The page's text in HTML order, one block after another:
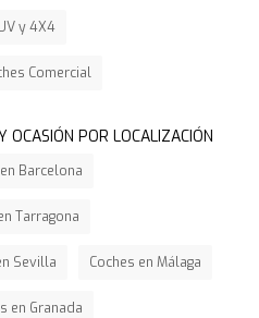
y 4X4
Comercial
OCASIÓN POR LOCALIZACIÓN
Barcelona
Tarragona
Sevilla Coches en Málaga
en Granada